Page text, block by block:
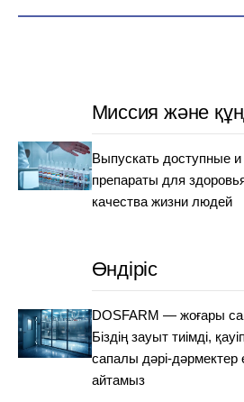
Миссия және
Выпускать доступные
препараты для
качества жизни людей
Өндіріс
DOSFARM — жоғары
Біздің зауыт тиімді,
сапалы дәрі-дәрмектер
айтамыз